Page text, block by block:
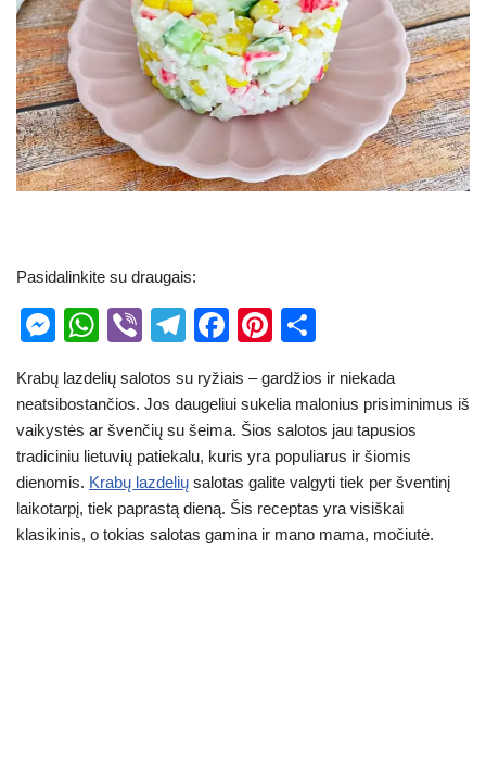
Pasidalinkite su draugais:
M
ss
e
n
g
er
W
at
s
A
p
p
Vi
er
T
e
gr
a
m
F
c
e
b
o
o
Pi
er
e
st
ar
e
Krabų lazdelių salotos su ryžiais – gardžios ir niekada
neatsibostančios. Jos daugeliui sukelia malonius prisiminimus iš
vaikystės ar švenčių su šeima. Šios salotos jau tapusios
tradiciniu lietuvių patiekalu, kuris yra populiarus ir šiomis
dienomis. Krabų lazdelių salotas galite valgyti tiek per šventinį
laikotarpį, tiek paprastą dieną. Šis receptas yra visiškai
klasikinis, o tokias salotas gamina ir mano mama, močiutė.